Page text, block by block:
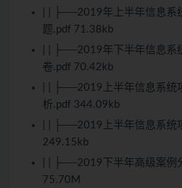
| | ├──2019年上半年信息系
题.pdf 71.38kb
| | ├──2019年下半年信息系
卷.pdf 70.42kb
| | ├──2019上半年信息系统
析.pdf 344.09kb
| | ├──2019上半年信息系统
249.15kb
| | ├──2019下半年高级案例
75.70M